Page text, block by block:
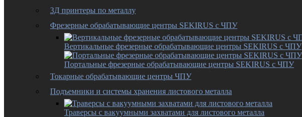
3Д принтеры по металлу
Фрезерные обрабатывающие центры SEKIRUS с ЧПУ
Вертикальные фрезерные обрабатывающие центры SEKIRUS с ЧПУ
Портальные фрезерные обрабатывающие центры SEKIRUS с ЧПУ
Токарные обрабатывающие центры ЧПУ
Подъемники и системы хранения листового металла
Траверсы с вакуумными захватами для листового металла